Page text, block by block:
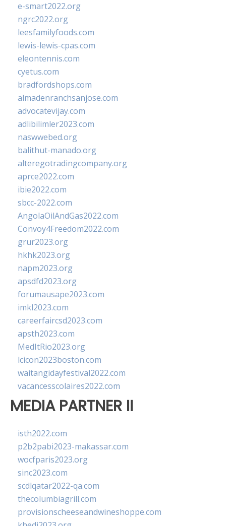
e-smart2022.org
ngrc2022.org
leesfamilyfoods.com
lewis-lewis-cpas.com
eleontennis.com
cyetus.com
bradfordshops.com
almadenranchsanjose.com
advocatevijay.com
adlibilimler2023.com
naswwebed.org
balithut-manado.org
alteregotradingcompany.org
aprce2022.com
ibie2022.com
sbcc-2022.com
AngolaOilAndGas2022.com
Convoy4Freedom2022.com
grur2023.org
hkhk2023.org
napm2023.org
apsdfd2023.org
forumausape2023.com
imkl2023.com
careerfaircsd2023.com
apsth2023.com
MedItRio2023.org
lcicon2023boston.com
waitangidayfestival2022.com
vacancesscolaires2022.com
MEDIA PARTNER II
isth2022.com
p2b2pabi2023-makassar.com
wocfparis2023.org
sinc2023.com
scdlqatar2022-qa.com
thecolumbiagrill.com
provisionscheeseandwineshoppe.com